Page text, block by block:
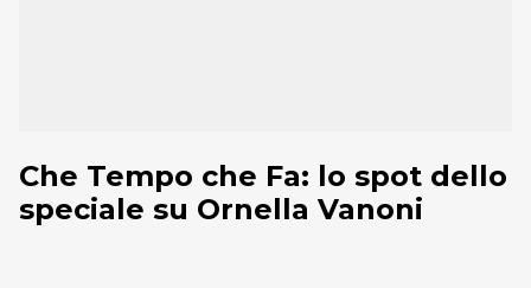
Che Tempo che Fa: lo spot dello
speciale su Ornella Vanoni